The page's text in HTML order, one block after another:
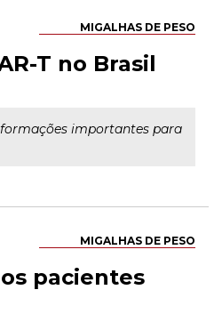
MIGALHAS DE PESO
T no Brasil
importantes para
MIGALHAS DE PESO
pacientes